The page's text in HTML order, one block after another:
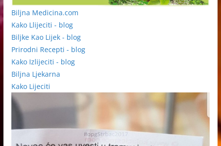
Biljna Medicina.com
Kako Llijeciti - blog
Biljke Kao Lijek - blog
Prirodni Recepti - blog
Kako Izlijeciti - blog
Biljna Ljekarna
Kako Lijeciti